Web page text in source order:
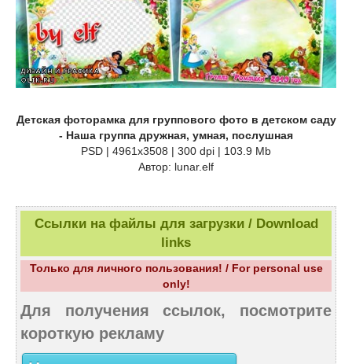
Детская фоторамка для группового фото в детском саду
- Наша группа дружная, умная, послушная
PSD | 4961х3508 | 300 dpi | 103.9 Mb
Автор: lunar.elf
Ссылки на файлы для загрузки / Download
links
Только для личного пользования! / For personal use
only!
Для получения ссылок, посмотрите
короткую рекламу